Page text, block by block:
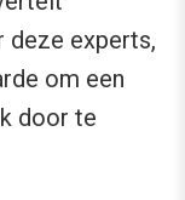
deze experts,
om een
door te